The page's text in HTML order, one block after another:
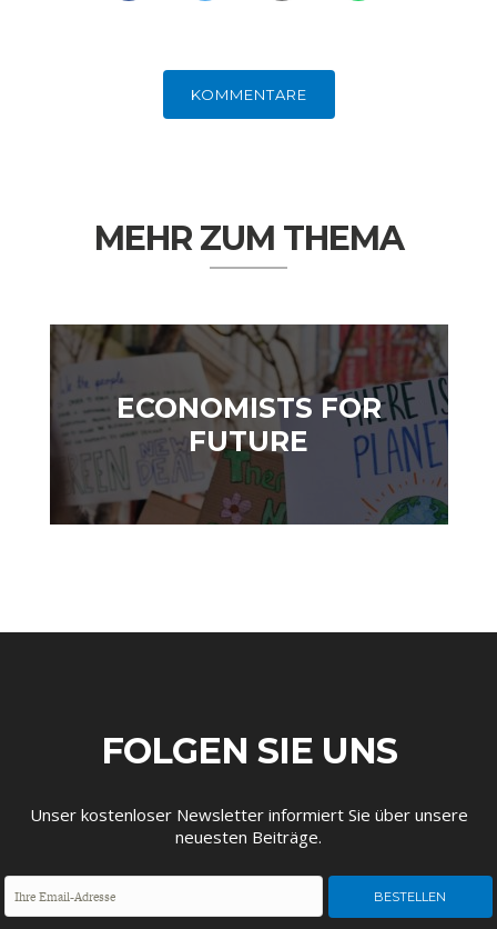
KOMMENTARE
MEHR ZUM THEMA
ECONOMISTS FOR
FUTURE
FOLGEN SIE UNS
Unser kostenloser Newsletter informiert Sie über unsere
neuesten Beiträge.